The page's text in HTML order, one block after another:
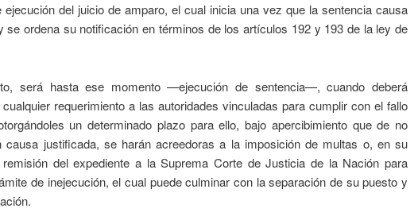
ejecución del juicio de amparo, el cual inicia una vez que la sentencia causa
se ordena su notificación en términos de los artículos 192 y 193 de la ley de
será hasta ese momento —ejecución de sentencia—, cuando deberá
requerimiento a las autoridades vinculadas para cumplir con el fallo
un determinado plazo para ello, bajo apercibimiento que de no
causa justificada, se harán acreedoras a la imposición de multas o, en su
del expediente a la Suprema Corte de Justicia de la Nación para
de inejecución, el cual puede culminar con la separación de su puesto y